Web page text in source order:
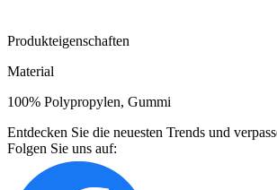
Produkteigenschaften
Material
100% Polypropylen, Gummi
Entdecken Sie die neuesten Trends und
Folgen Sie uns auf: